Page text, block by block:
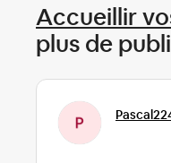
Accueillir
plus de